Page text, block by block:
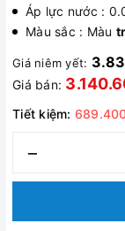
Áp lực nước :
Màu sắc : Màu
Giá niêm yết:
Giá bán:
Tiết kiệm:
–